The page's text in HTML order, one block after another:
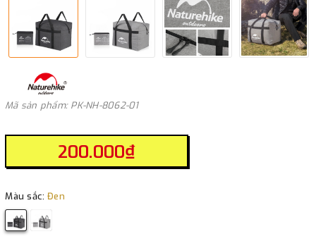
Mã sản phẩm: PK-NH-8062-01
200.000₫
Màu sắc: Đen